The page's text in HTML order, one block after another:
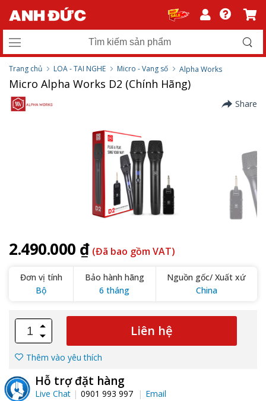
Trang chủ LOA - TAI NGHE Micro - Vang số Alpha Works
Micro Alpha Works D2 (Chính Hãng)
Share
2.490.000 ₫ (Đã bao gồm VAT)
Đơn vị tính
Bộ
Bảo hành hãng
6 tháng
Nguồn gốc/ Xuất xứ
China
Liên hệ
Thêm vào yêu thích
Hỗ trợ đặt hàng
Live Chat 0901 993 997 Email